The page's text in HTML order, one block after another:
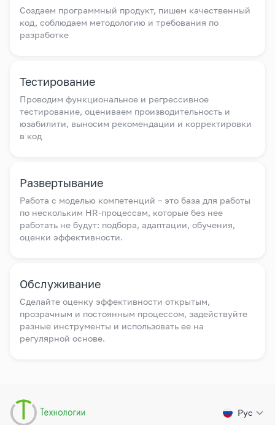
Создаем программный продукт, пишем качественный
код, соблюдаем методологию и требования по
разработке
Тестирование
Проводим функциональное и регрессивное
тестирование, оцениваем производительность и
юзабилити, выносим рекомендации и корректировки
в код
Развертывание
Работа с моделью компетенций – это база для работы
по нескольким HR-процессам, которые без нее
работать не будут: подбора, адаптации, обучения,
оценки эффективности.
Обслуживание
Сделайте оценку эффективности открытым,
прозрачным и постоянным процессом, задействуйте
разные инструменты и использовать ее на
регулярной основе.
Рус